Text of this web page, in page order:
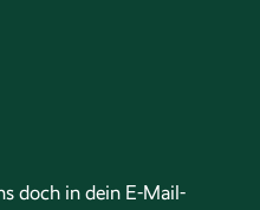
doch in dein E-Mail-